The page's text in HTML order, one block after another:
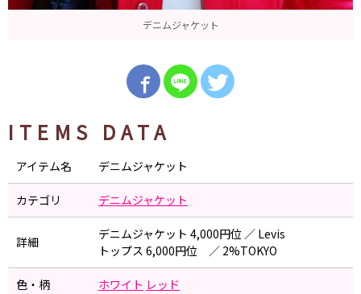
デニムジャケット
ITEMS DATA
アイテム名 デニムジャケット
カテゴリ デニムジャケット
詳細
デニムジャケット 4,000円位 ／ Levis
トップス 6,000円位 ／ 2%TOKYO
色・柄 ホワイト レッド